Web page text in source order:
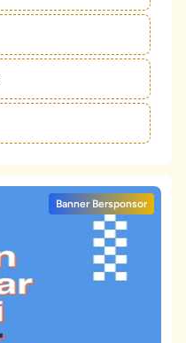
Banner Bersponsor